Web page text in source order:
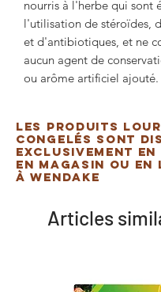
nourris à l'herbe qui sont
l'utilisation de stéroïdes,
et d'antibiotiques, et ne
aucun agent de
ou arôme artificiel ajouté.
Les produits
congelés sont
exclusivement
en magasin ou
à Wendake
Articles